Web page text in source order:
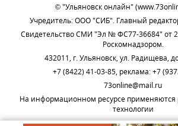
© "Ульяновск онлайн"
Учредитель: ООО "СИБ". Главный
Свидетельство СМИ "Эл № ФС77-36684" от
Роскомнадзором.
432011, г. Ульяновск, ул. Радищева,
+7 (8422) 41-03-85, реклама: +7
73online@mail.ru
На информационном ресурсе применяются
технологии